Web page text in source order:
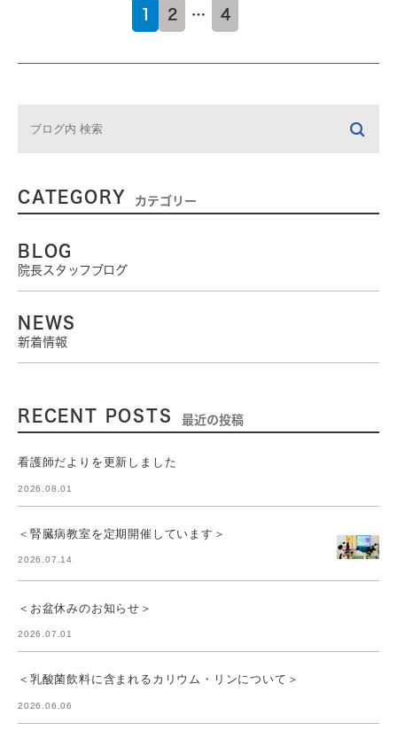
1 2 … 4
CATEGORY カテゴリー
BLOG
院長スタッフブログ
NEWS
新着情報
RECENT POSTS 最近の投稿
看護師だよりを更新しました
2026.08.01
＜腎臓病教室を定期開催しています＞
2026.07.14
＜お盆休みのお知らせ＞
2026.07.01
＜乳酸菌飲料に含まれるカリウム・リンについて＞
2026.06.06